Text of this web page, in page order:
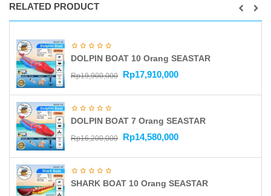
RELATED PRODUCT
DOLPIN BOAT 10 Orang SEASTAR
Rp19,900,000 Rp17,910,000
DOLPIN BOAT 7 Orang SEASTAR
Rp16,200,000 Rp14,580,000
SHARK BOAT 10 Orang SEASTAR